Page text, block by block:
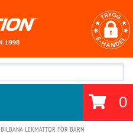
0
BILBANA LEKMATTOR FÖR BARN